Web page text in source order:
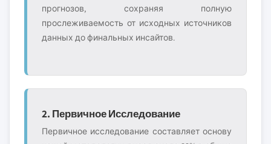
прогнозов, сохраняя полную
прослеживаемость от исходных источников
данных до финальных инсайтов.
2. Первичное Исследование
Первичное исследование составляет основу